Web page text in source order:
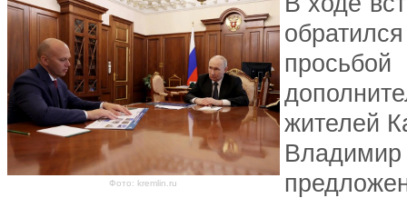
Фото: kremlin.ru
жителей